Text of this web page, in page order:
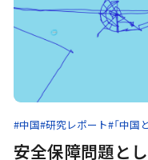
#中国#研究レポート#「中国
安全保障問題と